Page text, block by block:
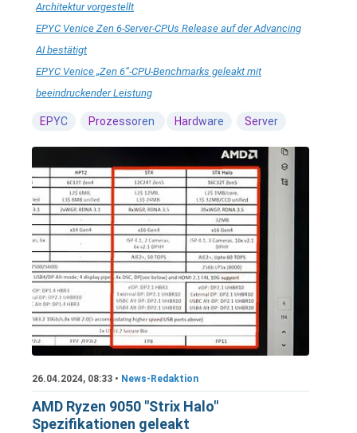
Architektur vorgestellt
EPYC Venice Zen 6-Server-CPUs Release auf der Advancing
AI bestätigt
EPYC Venice „Zen 6“-CPU-Benchmarks geleakt mit
beeindruckender Leistung
EPYC Prozessoren Hardware Server
26.04.2024, 08:33 • News-Redaktion
AMD Ryzen 9050 "Strix Halo"
Spezifikationen geleakt